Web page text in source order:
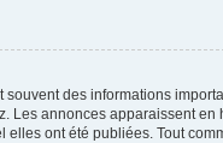
souvent des informations
Les annonces apparaissent en
elles ont été publiées. Tout